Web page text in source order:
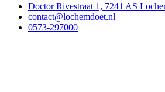
Doctor Rivestraat 1, 7241 AS
contact@lochemdoet.nl
0573-297000